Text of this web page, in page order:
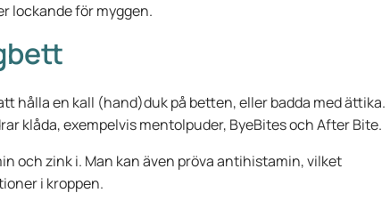
lockande för myggen.
hålla en kall (hand)duk på betten, eller badda med ättika.
klåda, exempelvis mentolpuder, ByeBites och After Bite.
och zink i. Man kan även pröva antihistamin, vilket
i kroppen.